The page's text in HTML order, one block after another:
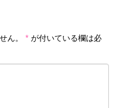
ん。 * が付いている欄は必